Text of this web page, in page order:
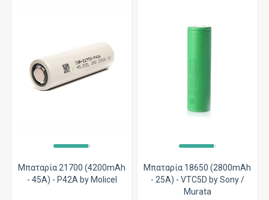
Μπαταρία 21700 (4200mAh
- 45A) - P42A by Molicel
Μπαταρία 18650 (2800mAh
- 25A) - VTC5D by Sony /
Murata